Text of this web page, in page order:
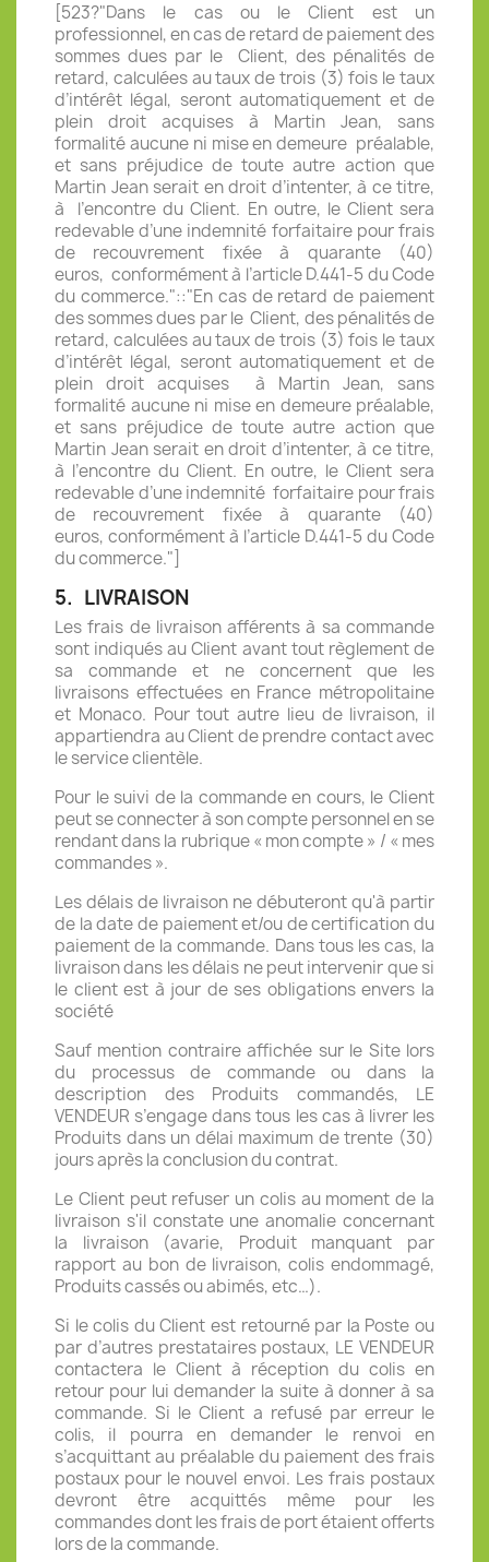
523?"Dans le cas ou le Client est un
professionnel, en cas de retard de paiement des
sommes dues par le
Client, des pénalités de
retard, calculées au taux de trois (3) fois le taux
d’intérêt légal, seront automatiquement et de
plein droit acquises
à Martin Jean, sans
formalité aucune ni mise en demeure préalable,
et sans préjudice de toute autre action que
Martin Jean serait en droit d’intenter, à ce titre,
à
l’encontre du Client. En outre, le Client sera
redevable d’une indemnité forfaitaire pour frais
de recouvrement fixée à quarante (40)
euros, conformément à l’article D.441-5 du Code
du commerce."::"En cas de retard de paiement
des sommes dues par le Client, des pénalités de
retard, calculées au taux de trois (3) fois le taux
d’intérêt légal, seront automatiquement et de
plein droit acquises
à Martin Jean, sans
formalité aucune ni mise en demeure préalable,
et sans préjudice de toute autre action que
Martin Jean serait en droit d’intenter, à ce titre,
à l’encontre du Client. En outre, le Client sera
redevable d’une indemnité forfaitaire pour frais
de recouvrement fixée à quarante (40)
euros, conformément à l’article D.441-5 du Code
du commerce."]
5. LIVRAISON
Les frais de livraison afférents à sa commande
sont indiqués au Client avant tout règlement de
sa commande et ne concernent que les
livraisons effectuées en France métropolitaine
et Monaco. Pour tout autre lieu de livraison, il
appartiendra au Client de prendre contact avec
le service clientèle.
Pour le suivi de la commande en cours, le Client
peut se connecter à son compte personnel en se
rendant dans la rubrique « mon compte » / « mes
commandes ».
Les délais de livraison ne débuteront qu'à partir
de la date de paiement et/ou de certification du
paiement de la commande. Dans tous les cas, la
livraison dans les délais ne peut intervenir que si
le client est à jour de ses obligations envers la
société
Sauf mention contraire affichée sur le Site lors
du processus de commande ou dans la
description des Produits commandés, LE
VENDEUR s’engage dans tous les cas à livrer les
Produits dans un délai maximum de trente (30)
jours après la conclusion du contrat.
Le Client peut refuser un colis au moment de la
livraison s'il constate une anomalie concernant
la livraison (avarie, Produit manquant par
rapport au bon de livraison, colis endommagé,
Produits cassés ou abimés, etc…).
Si le colis du Client est retourné par la Poste ou
par d’autres prestataires postaux, LE VENDEUR
contactera le Client à réception du colis en
retour pour lui demander la suite à donner à sa
commande. Si le Client a refusé par erreur le
colis, il pourra en demander le renvoi en
s’acquittant au préalable du paiement des frais
postaux pour le nouvel envoi. Les frais postaux
devront être acquittés même pour les
commandes dont les frais de port étaient offerts
lors de la commande.